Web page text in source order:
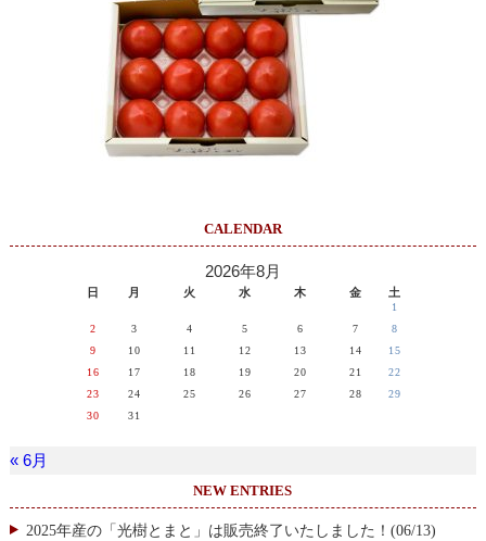
CALENDAR
2026年8月
日 月 火 水 木 金 土
1
2
3 4 5 6 7
8
9
10 11 12 13 14
15
16
17 18 19 20 21
22
23
24 25 26 27 28
29
30
31
« 6月
NEW ENTRIES
2025年産の「光樹とまと」は販売終了いたしました！(06/13)